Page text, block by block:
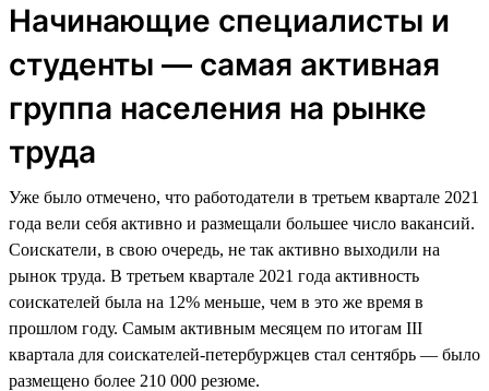
Начинающие специалисты и
студенты — самая активная
группа населения на рынке
труда
Уже было отмечено, что работодатели в третьем квартале 2021
года вели себя активно и размещали большее число вакансий.
Соискатели, в свою очередь, не так активно выходили на
рынок труда. В третьем квартале 2021 года активность
соискателей была на 12% меньше, чем в это же время в
прошлом году. Самым активным месяцем по итогам III
квартала для соискателей-петербуржцев стал сентябрь — было
размещено более 210 000 резюме.